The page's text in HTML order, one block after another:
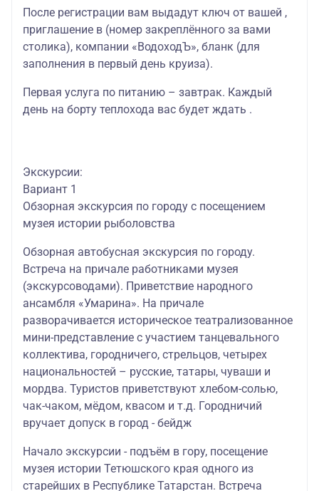
После регистрации вам выдадут ключ от вашей ,
приглашение в (номер закреплённого за вами
столика), компании «ВодоходЪ», бланк (для
заполнения в первый день круиза).
Первая услуга по питанию – завтрак. Каждый
день на борту теплохода вас будет ждать .
Экскурсии:
Вариант 1
Обзорная экскурсия по городу с посещением
музея истории рыболовства
Обзорная автобусная экскурсия по городу.
Встреча на причале работниками музея
(экскурсоводами). Приветствие народного
ансамбля «Умарина». На причале
разворачивается историческое театрализованное
мини-представление с участием танцевального
коллектива, городничего, стрельцов, четырех
национальностей – русские, татары, чуваши и
мордва. Туристов приветствуют хлебом-солью,
чак-чаком, мёдом, квасом и т.д. Городничий
вручает допуск в город - бейдж
Начало экскурсии - подъём в гору, посещение
музея истории Тетюшского края одного из
старейших в Республике Татарстан. Встреча